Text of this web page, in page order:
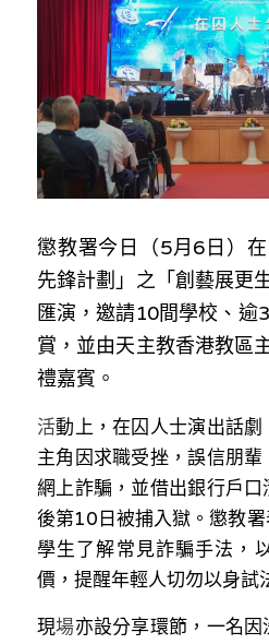
高松傑專欄
林伯強專欄
馮煒光專欄
趙處機專欄
大衛sir專欄
曾子晴 - 晴深直說
龔靜儀大律師專欄
陳貴春大律師專欄
陳子遷律師專欄
羅浚軒專欄
溫志倫專欄
汪明欣專欄
支持讚助
條款及細則
關於我們
English
懲教署今日（5月6日）
先鋒計劃」之「創藝展更
匯演，邀請10間學校、逾
賞，並由天主教香港教區
禮嘉賓。
活動上，在囚人士演出話
主角因求職受挫，誤信朋
網上詐騙，並借出銀行戶
後第10日被捕入獄。懲教
學生了解常見詐騙手法，
價，提醒年輕人切勿以身試
現場亦設分享環節，一名